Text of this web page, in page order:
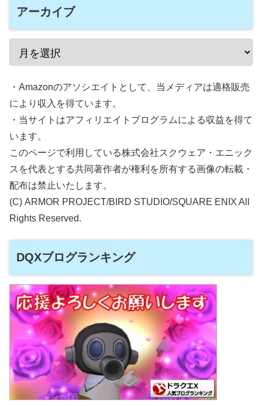
アーカイブ
・Amazonのアソシエイトとして、当メディアは適格販売
により収入を得ています。
・当サイトはアフィリエイトプログラムによる収益を得て
います。
このページで利用している株式会社スクウェア・エニック
スを代表とする共同著作者が権利を所有する画像の転載・
配布は禁止いたします。
(C) ARMOR PROJECT/BIRD STUDIO/SQUARE ENIX All
Rights Reserved.
DQXブログランキング